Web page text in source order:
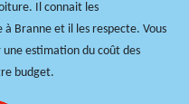
Il connait les
Branne et il les respecte. Vous
estimation du coût des
budget.